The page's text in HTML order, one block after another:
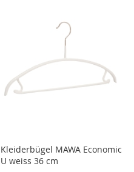
Kleiderbügel MAWA Economic
U weiss 36 cm